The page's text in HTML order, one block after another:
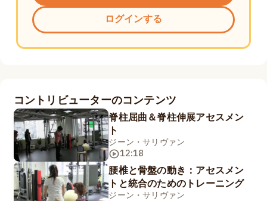
ログインする
コントリビューターのコンテンツ
脊柱屈曲＆脊柱伸展アセスメン
ト
ジーン・サリヴァン
12:18
腰椎と骨盤の動き：アセスメン
トと統合のためのトレーニング
ジーン・サリヴァン